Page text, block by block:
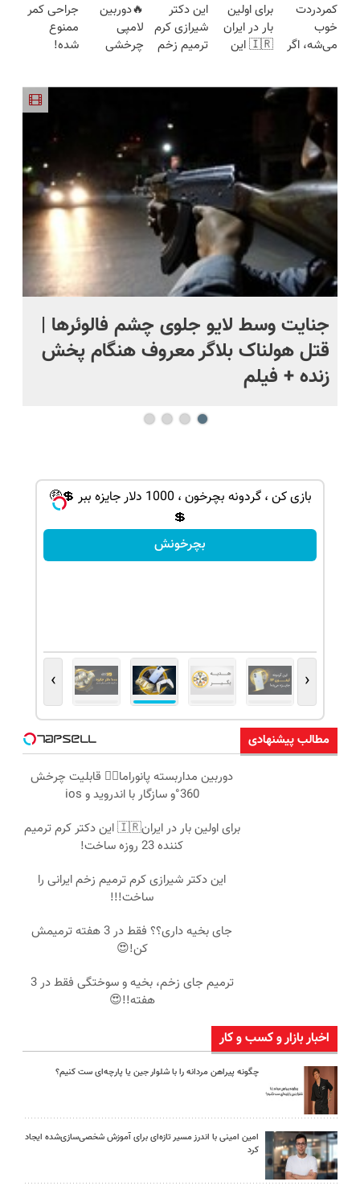
کن!😍
محوش کن!
فقط امروز
حراج شد🔥
پرداخت
پرسش‌نامه
رو پر کن ▶
هفته!!😍
کمردردت
خوب
می‌شه، اگر
رو پر کنی!!
برای اولین
بار در ایران
🇮🇷 این
این دکتر
شیرازی کرم
ترمیم زخم
🔥دوربین
لامپی
چرخشی
تعویض
جراحی کمر
ممنوع
شده!
منزل درمان
((پرسش‌نامه))
جنایت وسط لایو جلوی چشم فالوئرها |
قتل هولناک بلاگر معروف هنگام پخش
زنده + فیلم
بازی کن ، گردونه بچرخون ، 1000 دلار جایزه ببر 💲🤑
💲
بچرخونش
‹
›
مطالب پیشنهادی
دوربین مداربسته پانوراما👈🏻 قابلیت چرخش
360°و سازگار با اندروید و ios
برای اولین بار در ایران🇮🇷 این دکتر کرم ترمیم
کننده 23 روزه ساخت!
این دکتر شیرازی کرم ترمیم زخم ایرانی را
ساخت!!!
جای بخیه داری؟؟ فقط در 3 هفته ترمیمش
کن!😍
ترمیم جای زخم، بخیه و سوختگی فقط در 3
هفته!!😍
اخبار بازار و کسب و کار
چگونه پیراهن مردانه را با شلوار جین یا پارچه‌ای ست کنیم؟
امین امینی با اندرز مسیر تازه‌ای برای آموزش شخصی‌سازی‌شده ایجاد
کرد